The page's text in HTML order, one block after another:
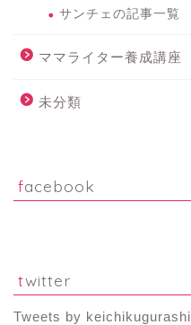
サンチェの記事一覧
ママライター養成講座
未分類
facebook
twitter
Tweets by keichikugurashi